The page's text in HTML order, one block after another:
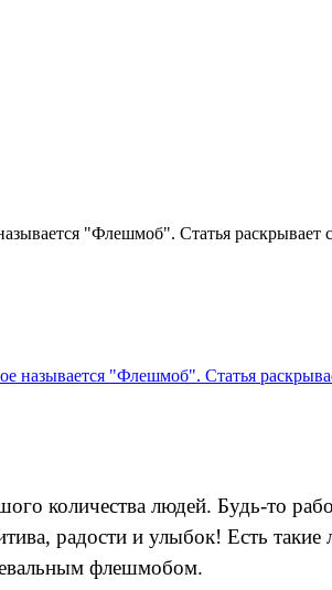
"Флешмоб". Статья раскрывает
называется "Флешмоб". Статья
количества людей. Будь-то
радости и улыбок! Есть
флешмобом.